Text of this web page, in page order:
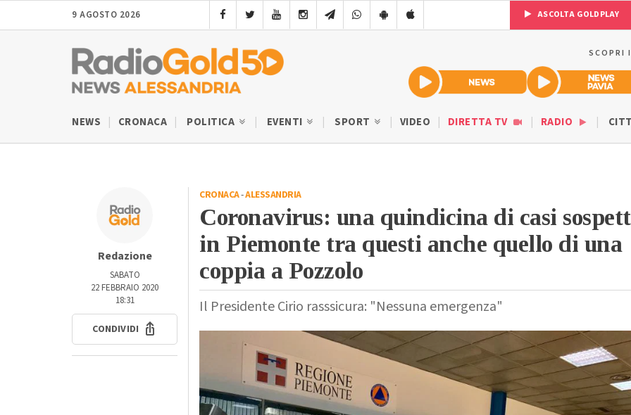
9 AGOSTO 2026 ASCOLTA GOLDPLAY
SCOPRI
NEWS CRONACA POLITICA EVENTI SPORT VIDEO DIRETTA TV RADIO
Redazione
SABATO
22 FEBBRAIO 2020
18:31
CONDIVIDI
CRONACA-ALESSANDRIA
Coronavirus: una quindicina di casi
in Piemonte tra questi anche quello di una
coppia a Pozzolo
Il Presidente Cirio rasssicura: "Nessuna emergenza"